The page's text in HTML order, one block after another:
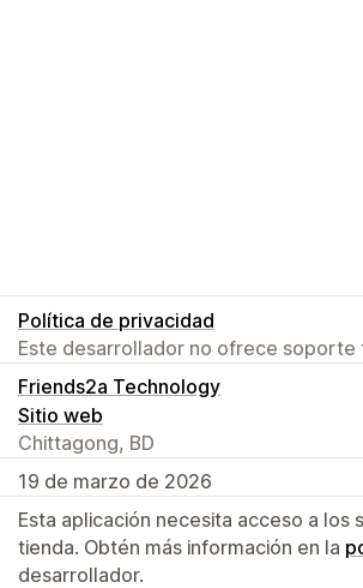
Política de privacidad
Este desarrollador no ofrece soporte
Friends2a Technology
Sitio web
Chittagong, BD
19 de marzo de 2026
Esta aplicación necesita acceso a los
tienda. Obtén más información en la
desarrollador.